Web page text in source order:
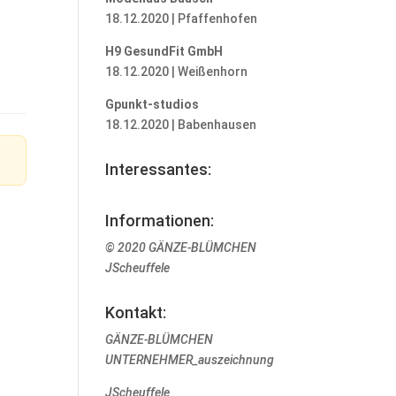
18.12.2020 | Pfaffenhofen
H9 GesundFit GmbH
18.12.2020 | Weißenhorn
Gpunkt-studios
18.12.2020 | Babenhausen
Interessantes:
Informationen:
© 2020 GÄNZE-BLÜMCHEN
JScheuffele
Kontakt:
GÄNZE-BLÜMCHEN
UNTERNEHMER_auszeichnung
JScheuffele